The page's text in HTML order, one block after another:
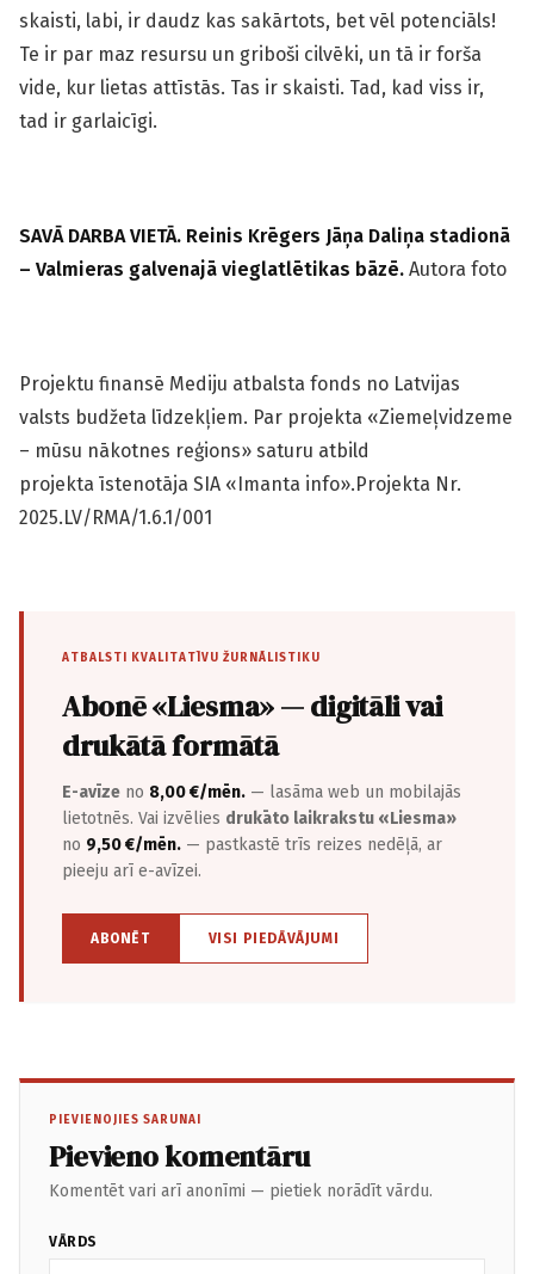
skaisti, labi, ir daudz kas sakārtots, bet vēl potenciāls!
Te ir par maz resursu un griboši cilvēki, un tā ir forša
vide, kur lietas attīstās. Tas ir skaisti. Tad, kad viss ir,
tad ir garlaicīgi.
SAVĀ DARBA VIETĀ. Reinis Krēgers Jāņa Daliņa stadionā
– Valmieras galvenajā vieglatlētikas bāzē. Autora foto
Projektu finansē Mediju atbalsta fonds no Latvijas
valsts budžeta līdzekļiem. Par projekta «Ziemeļvidzeme
– mūsu nākotnes reģions» saturu atbild
projekta īstenotāja SIA «Imanta info».Projekta Nr.
2025.LV/RMA/1.6.1/001
ATBALSTI KVALITATĪVU ŽURNĀLISTIKU
Abonē «Liesma» — digitāli vai
drukātā formātā
E-avīze no 8,00 €/mēn. — lasāma web un mobilajās
lietotnēs. Vai izvēlies drukāto laikrakstu «Liesma»
no 9,50 €/mēn. — pastkastē trīs reizes nedēļā, ar
pieeju arī e-avīzei.
ABONĒT VISI PIEDĀVĀJUMI
PIEVIENOJIES SARUNAI
Pievieno komentāru
Komentēt vari arī anonīmi — pietiek norādīt vārdu.
VĀRDS